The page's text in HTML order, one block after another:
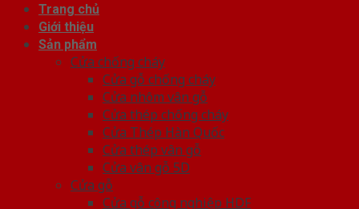
Trang chủ
Giới thiệu
Sản phẩm
Cửa chống cháy
Cửa gỗ chống cháy
Cửa nhôm vân gỗ
Cửa thép chống cháy
Cửa Thép Hàn Quốc
Cửa thép vân gỗ
Cửa vân gỗ 5D
Cửa gỗ
Cửa gỗ công nghiệp HDF